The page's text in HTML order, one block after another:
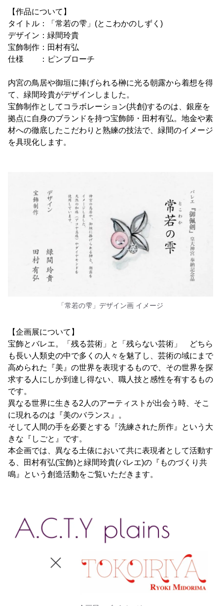
【作品について】
タイトル：「常若の雫」(とこわかのしずく)
デザイン：緑間玲貴
宝飾制作：田村有弘
仕様 ：ピンブローチ
内宮の鳥居や御垣に捧げられる榊に光る朝露から着想を得
て、緑間玲貴がデザインしました。
宝飾制作としてコラボレーション(共創)するのは、銀座を
拠点に自身のブランドを持つ宝飾師・田村有弘。地金や素
材への徹底したこだわりと熟練の技法で、緑間のイメージ
を具現化します。
「常若の雫」デザイン画 イメージ
【企画展について】
宝飾とバレエ。「残る芸術」と「残らない芸術」 どちら
も長い人類史の中で多くの人々を魅了し、芸術の域にまで
高められた『美』の世界を表現するもので、その世界を探
求する人にしか到達し得ない、職人技と感性を有するもの
です。
異なる世界に生きる2人のアーティストが出会う時、そこ
に現れるのは『美のバランス』。
そして人間の手を必要とする『洗練された所作』という大
きな『しごと』です。
本企画では、異なる土俵において共に表現者として活動す
る、田村有弘(宝飾)と緑間玲貴(バレエ)の『ものづくり共
鳴』という創造活動をご覧いただきます。